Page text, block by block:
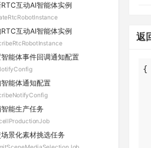
互动AI智能体实例
互动AI智能体实例
能体事件回调通知配置
能体通知配置
能生产任务
景化素材挑选任务
返